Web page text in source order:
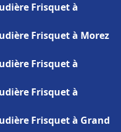
Frisquet à
Frisquet à Morez
Frisquet à
Frisquet à
Frisquet à Grand